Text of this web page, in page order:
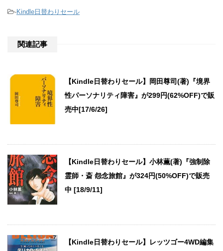
-Kindle日替わりセール
関連記事
【Kindle日替わりセール】岡田尊司(著)『境界
性パーソナリティ障害』が299円(62%OFF)で販
売中[17/6/26]
【Kindle日替わりセール】小林薫(著)『強制除
霊師・斎 怨念旅館』が324円(50%OFF)で販売
中 [18/9/11]
【Kindle日替わりセール】レッツゴー4WD編集